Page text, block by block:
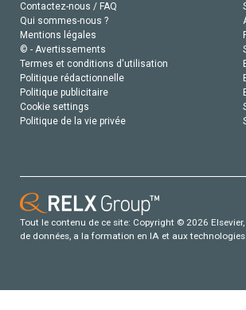
Contactez-nous / FAQ
Qui sommes-nous ?
Mentions légales
© - Avertissements
Termes et conditions d'utilisation
Politique rédactionnelle
Politique publicitaire
Cookie settings
Politique de la vie privée
Tout le contenu de ce site: Copyright © 2026
de données, a la formation en IA et aux